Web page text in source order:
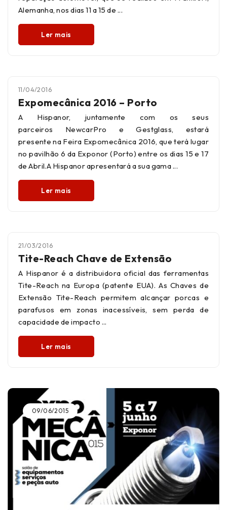
Alemanha, nos dias 11 a 15 de
Ler mais
11/04/2016
Expomecânica 2016 – Porto
A Hispanor, juntamente com os seus
parceiros NewcarPro e Gestglass, estará
presente na Feira Expomecânica 2016, que terá lugar
no pavilhão 6 da Exponor (Porto) entre os dias 15 e 17
de Abril.A Hispanor apresentará a sua gama
Ler mais
21/03/2016
Tite-Reach Chave de Extensão
A Hispanor é a distribuidora oficial das ferramentas
Tite-Reach na Europa (patente EUA). As Chaves de
Extensão Tite-Reach permitem alcançar porcas e
parafusos em zonas inacessíveis, sem perda de
capacidade de impacto
Ler mais
09/06/2015